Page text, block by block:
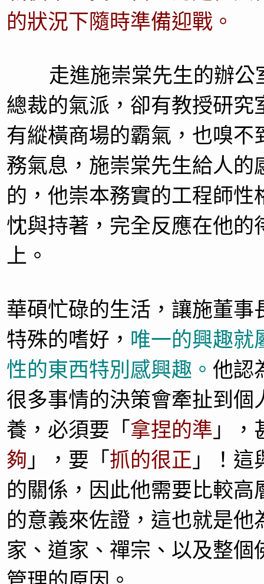
的狀況下隨時準備迎戰。
走進施崇棠先生的辦公
總裁的氣派，卻有教授研究
有縱橫商場的霸氣，也嗅不
務氣息，施崇棠先生給人的
的，他崇本務實的工程師性
忱與持著，完全反應在他的
上。
華碩忙碌的生活，讓施董事
特殊的嗜好， 唯一的興趣就
性的東西特別感興趣。 他認
很多事情的決策會牽扯到個
養 ，必須要「 拿捏的準 」，
夠 」，要「 抓的很正 」！這
的關係，因此他需要比較高
的意義來佐證，這也就是他
家、道家、禪宗、以及整個